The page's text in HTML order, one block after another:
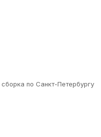
по Санкт-Петербургу